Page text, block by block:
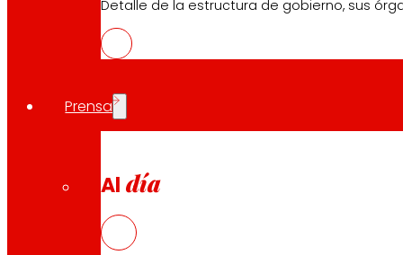
Detalle de la estructura de gobierno, sus
Prensa
Al día